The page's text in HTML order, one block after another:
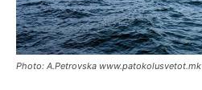
Photo: A.Petrovska www.patokolusvetot.mk